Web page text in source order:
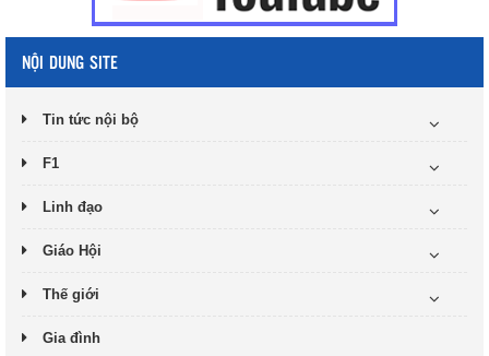
NỘI DUNG SITE
Tin tức nội bộ
F1
Linh đạo
Giáo Hội
Thế giới
Gia đình